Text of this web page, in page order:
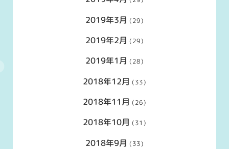
2019年3月 (29)
2019年2月 (29)
2019年1月 (28)
2018年12月 (33)
2018年11月 (26)
2018年10月 (31)
2018年9月 (33)